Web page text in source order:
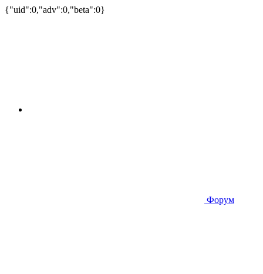
{"uid":0,"adv":0,"beta":0}
Форум